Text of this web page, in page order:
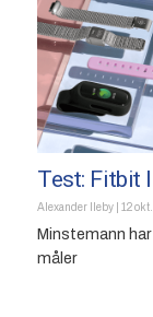
Test: Fitbit
Alexander Ileby| 12
Minstemann
måler